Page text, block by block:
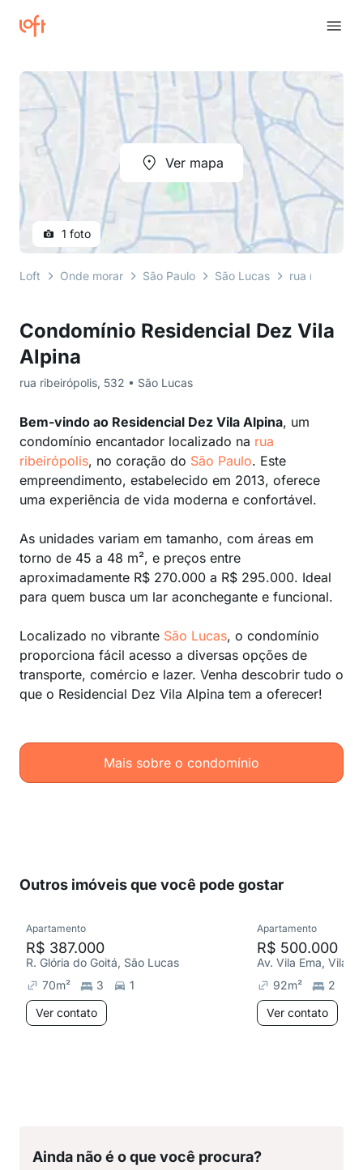
Condomínio Residencial Dez Vila
Alpina
rua ribeirópolis, 532 • São Lucas
Bem-vindo ao Residencial Dez Vila Alpina, um
condomínio encantador localizado na rua
ribeirópolis, no coração do São Paulo. Este
empreendimento, estabelecido em 2013, oferece
uma experiência de vida moderna e confortável.
As unidades variam em tamanho, com áreas em
torno de 45 a 48 m², e preços entre
aproximadamente R$ 270.000 a R$ 295.000. Ideal
para quem busca um lar aconchegante e funcional.
Localizado no vibrante São Lucas, o condomínio
proporciona fácil acesso a diversas opções de
transporte, comércio e lazer. Venha descobrir tudo o
que o Residencial Dez Vila Alpina tem a oferecer!
Mais sobre o condomínio
Ver mapa
1 foto
Loft Onde morar São Paulo São Lucas rua
Outros imóveis que você pode gostar
Apartamento
R$ 387.000
R. Glória do Goitá, São Lucas
70m² 3
1
Ver contato
Apartamento
R$ 500.000
Av. Vila Ema, Vila
92m² 2
Ver contato
Ainda não é o que você procura?